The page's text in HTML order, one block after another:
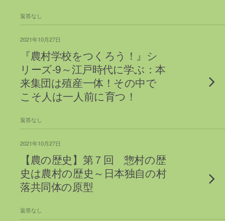
返答なし
2021年10月27日
『農村学校をつくろう！』シ
リーズ-9～江戸時代に学ぶ：本
来集団は殖産一体！その中で
こそ人は一人前に育つ！
返答なし
2021年10月27日
【農の歴史】第７回 惣村の歴
史は農村の歴史～日本独自の村
落共同体の原型
返答なし